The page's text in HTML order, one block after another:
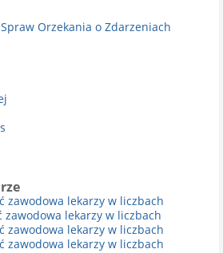
Orzekania o Zdarzeniach
zawodowa lekarzy w liczbach
lekarzy w liczbach
zawodowa lekarzy w liczbach
zawodowa lekarzy w liczbach